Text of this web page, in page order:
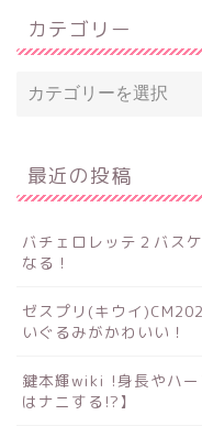
カテゴリー
最近の投稿
バチェロレッテ２バス
なる！
ゼスプリ(キウイ
いぐるみがかわいい！
鍵本輝wiki !身長やハー
はナニする!?】